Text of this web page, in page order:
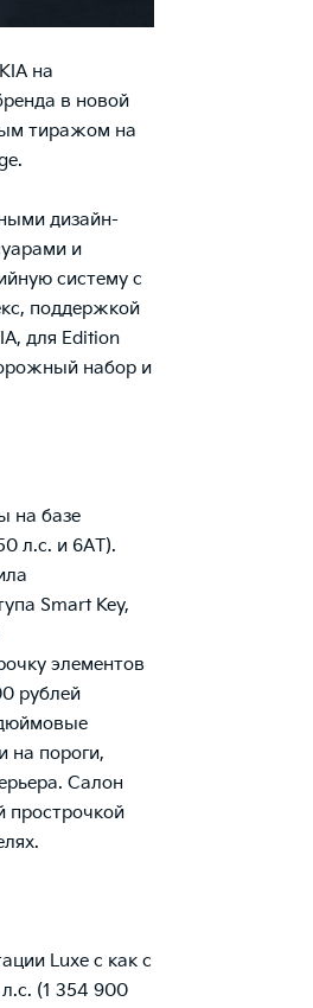
на
в новой
тиражом на
дизайн-
и
систему с
поддержкой
для Edition
набор и
на базе
л.с. и 6АТ).
Smart Key,
элементов
рублей
на пороги,
Салон
прострочкой
Luxe с как с
(1 354 900